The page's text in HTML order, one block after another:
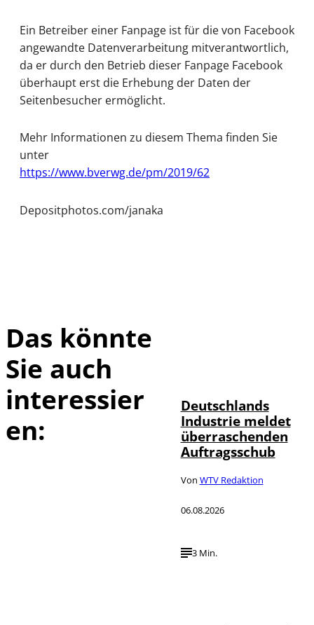
Ein Betreiber einer Fanpage ist für die von Facebook
angewandte Datenverarbeitung mitverantwortlich,
da er durch den Betrieb dieser Fanpage Facebook
überhaupt erst die Erhebung der Daten der
Seitenbesucher ermöglicht.
Mehr Informationen zu diesem Thema finden Sie
unter
https://www.bverwg.de/pm/2019/62
Depositphotos.com/janaka
Das könnte
Sie auch
interessier
en:
Deutschlands
Industrie meldet
überraschenden
Auftragsschub
Von WTV Redaktion
06.08.2026
3 Min.